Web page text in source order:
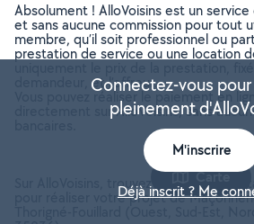
Absolument ! AlloVoisins est un
et sans aucune commission pour tout
membre, qu’il soit professionnel ou
prestation de service ou une location
demandeur, et l’offreur.
Vous pouvez réaliser le paiement en
directement sur AlloVoisins, sans
Sur AlloVoisins, trouvez toutes les
pour réaliser votre projet de
Carte
Connectez-vous
pleinement
M'inscrire
Déjà inscrit ? Me